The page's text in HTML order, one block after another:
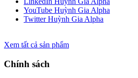
YouTube Huỳnh Gia Alpha
Twitter Huỳnh Gia Alpha
Xem tất cả sản phẩm
Chính sách